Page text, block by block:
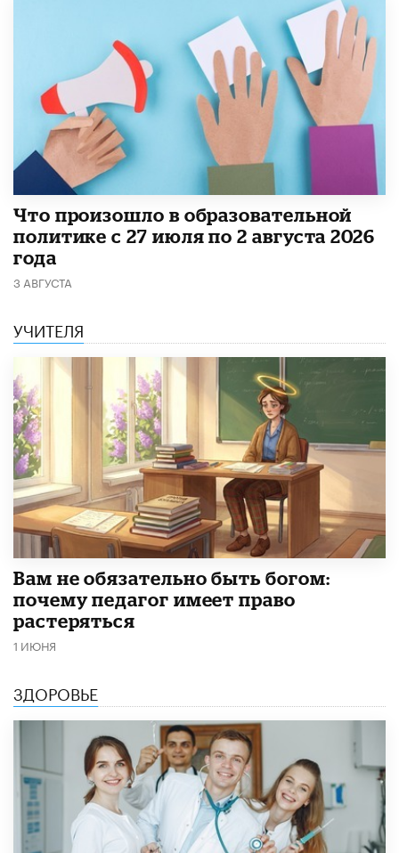
​Что произошло в образовательной
политике с 27 июля по 2 августа 2026
года
3 АВГУСТА
УЧИТЕЛЯ
​Вам не обязательно быть богом:
почему педагог имеет право
растеряться
1 ИЮНЯ
ЗДОРОВЬЕ